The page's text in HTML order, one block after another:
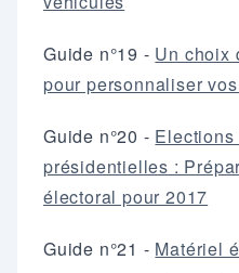
Guide n°19 - Un choix
pour personnaliser
Guide n°20 -
présidentielles :
électoral pour 2017
Guide n°21 - Matériel